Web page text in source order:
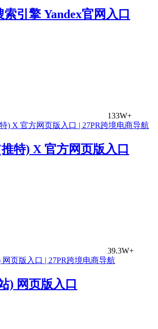
引擎 Yandex官网入口
133W+
特) X 官方网页版入口
39.3W+
) 网页版入口